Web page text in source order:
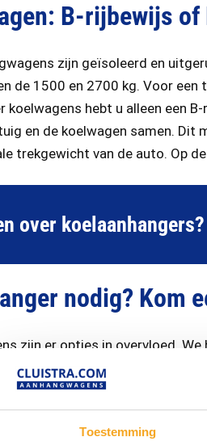
Toestemming
B-rijbewijs
zijn geïsoleerd en
de 1500 en 2700 kg. Voor een
koelwagens hebt u alleen een
en de koelwagen samen. Dit
trekgewicht van de auto. Op de
over koelaanhangers?
nodig? Kom
zijn er opties in overvloed.
Samen komen we dan
mogelijkheden zijn. We
In het midden van het